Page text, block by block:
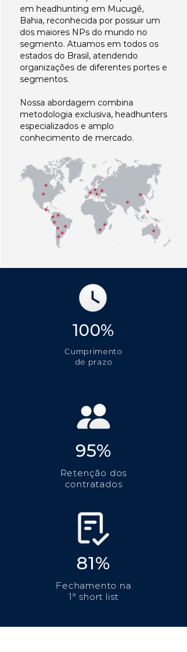
em headhunting em Mucugê,
Bahia, reconhecida por possuir um
dos maiores NPs do mundo no
segmento. Atuamos em todos os
estados do Brasil, atendendo
organizações de diferentes portes e
segmentos.
Nossa abordagem combina
metodologia exclusiva, headhunters
especializados e amplo
conhecimento de mercado.
100%
Cumprimento
de prazo
95%
Retenção dos
contratados
81%
Fechamento na
1ª short list